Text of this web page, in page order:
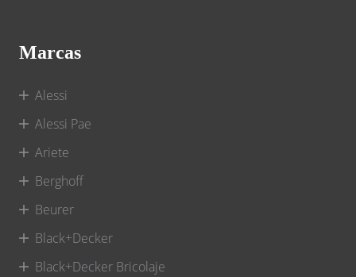
Marcas
Alessi
Alessi Pae
Ariete
Berghoff
Beurer
Black+Decker
Black+Decker Bricolaje